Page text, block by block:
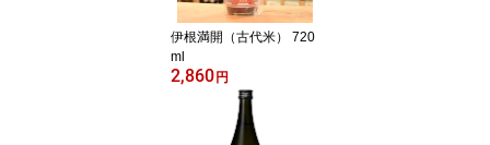
伊根満開（古代米） 720
ml
2,860 円